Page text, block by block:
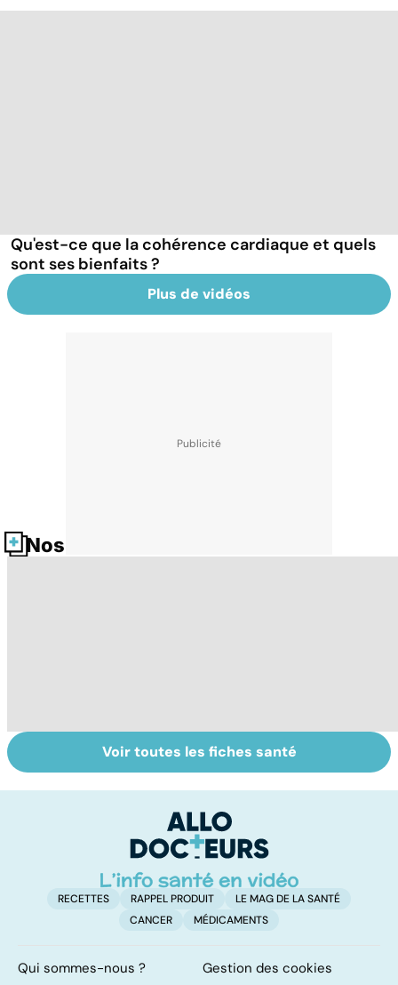
Qu'est-ce que la cohérence cardiaque et quels
sont ses bienfaits ?
Plus de vidéos
Nos fiches santé
Violences
sexuelles :
Vivre après un
cancer
Voir toutes les fiches santé
RECETTES RAPPEL PRODUIT
LE MAG DE LA SANTÉ
CANCER
MÉDICAMENTS
Qui sommes-nous ?
Gestion des cookies